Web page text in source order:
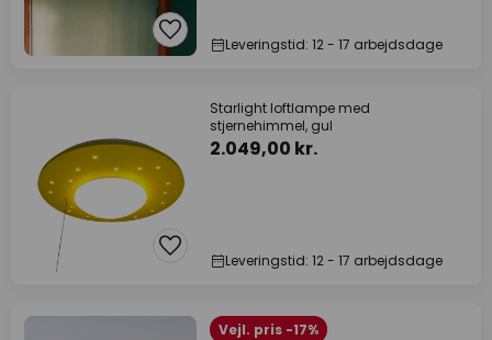
Leveringstid: 12 - 17 arbejdsdage
Starlight loftlampe med
stjernehimmel, gul
2.049,00 kr.
Leveringstid: 12 - 17 arbejdsdage
Vejl. pris -17%